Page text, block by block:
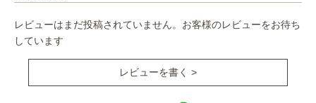
レビューはまだ投稿されていません。お客様のレビューをお待ち
しています
レビューを書く >